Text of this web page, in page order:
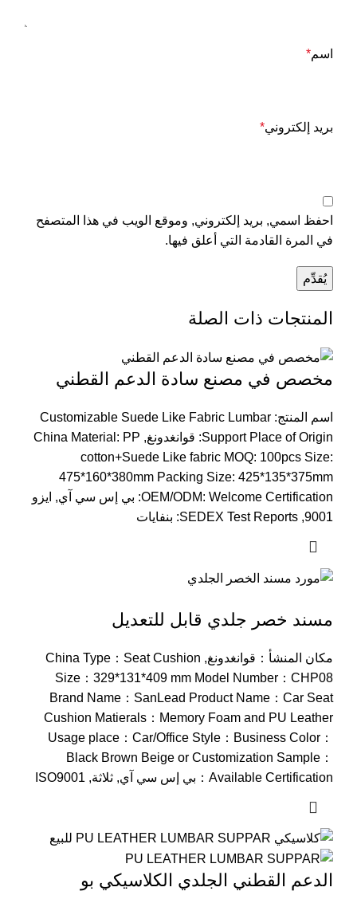
اسم*
بريد إلكتروني*
احفظ اسمي, بريد إلكتروني, وموقع الويب في هذا المتصفح
في المرة القادمة التي أعلق فيها.
المنتجات ذات الصلة
مخصص في مصنع سادة الدعم القطني
اسم المنتج: Customizable Suede Like Fabric Lumbar
Support Place of Origin: قوانغدونغ, China Material : PP
cotton+Suede Like fabric MOQ: 100pcs Size:
475*160*380mm Packing Size: 425*135*375mm
OEM/ODM: Welcome Certification
: بي إس سي آي, ايزو
9001,
SEDEX Test Reports: بنفايات
مسند خصر جلدي قابل للتعديل
مكان المنشأ：قوانغدونغ, China Type ： Seat Cushion
Size ：329*131*409 mm Model Number ： CHP08
Brand Name ： SanLead Product Name ： Car Seat
Cushion Matierals ： Memory Foam and PU Leather
Usage place ： Car/Office Style ： Business Color ：
Black Brown Beige or Customization Sample ：
Available Certification ：بي إس سي آي, ثلاثة, ISO9001
الدعم القطني الجلدي الكلاسيكي بو